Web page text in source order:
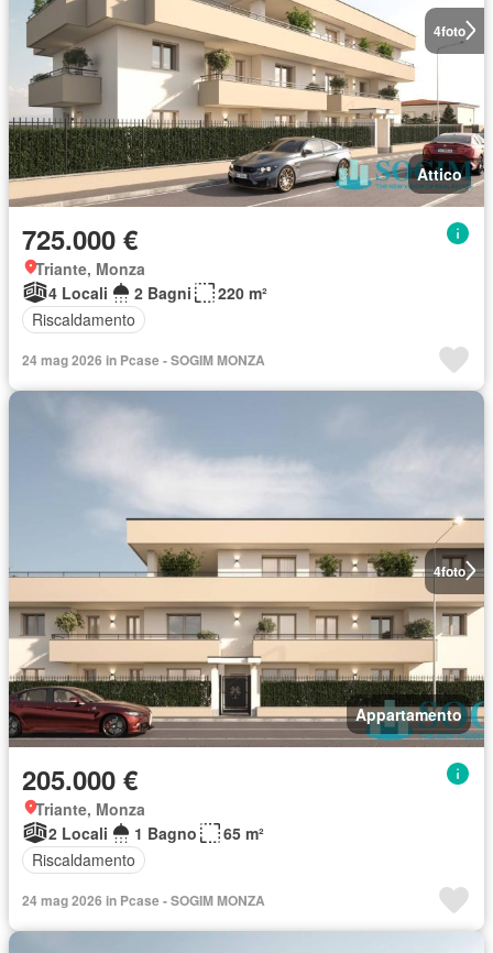
4foto
Attico
725.000 €
Triante, Monza
4 Locali
2 Bagni
220 m²
Riscaldamento
24 mag 2026 in Pcase - SOGIM MONZA
4foto
Appartamento
205.000 €
Triante, Monza
2 Locali
1 Bagno
65 m²
Riscaldamento
24 mag 2026 in Pcase - SOGIM MONZA